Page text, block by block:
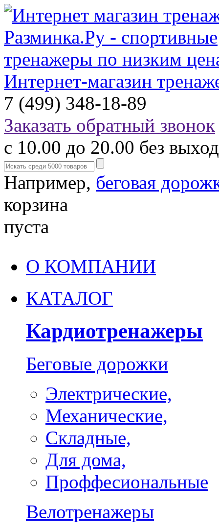
Интернет-магазин
7 (499) 348-18-89
Заказать обратный звонок
с 10.00 до 20.00 без
Например, беговая
корзина
пуста
О КОМПАНИИ
КАТАЛОГ
Кардиотренажеры
Беговые дорожки
Электрические,
Механические,
Складные,
Для дома,
Проффесиональные
Велотренажеры